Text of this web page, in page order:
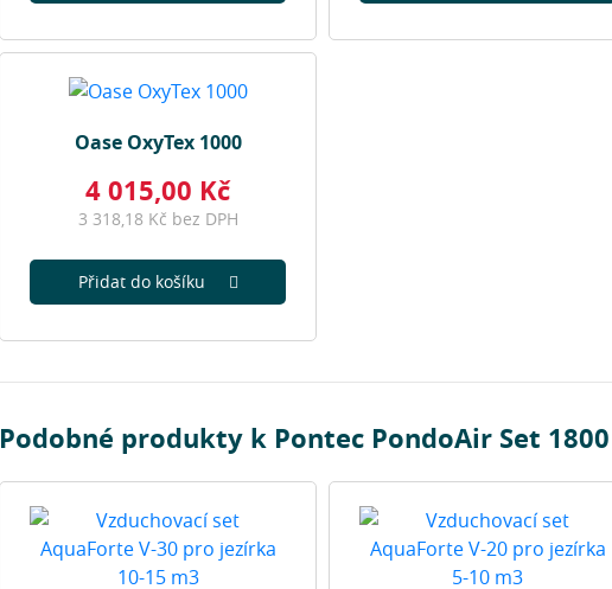
Oase OxyTex 1000
4 015,00 Kč
3 318,18 Kč bez DPH
Přidat do košíku
Podobné produkty k Pontec PondoAir Set